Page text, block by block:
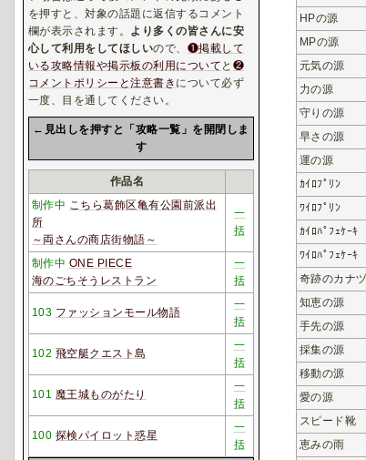
HPの源
MPの源
元気の源
力の源
守りの源
早さの源
運の源
ｶｲﾛﾌﾟﾘﾝ
ﾜｲﾛﾌﾟﾘﾝ
ｶｲﾛﾊﾟﾌｪｹｰｷ
ﾜｲﾛﾊﾟﾌｪｹｰｷ
奇跡のカナ
知恵の源
手先の源
採集の源
移動の源
愛の源
スピード靴
恵みの雨
を押すと、対象の話題に返信するコメント
欄が表示されます。 より多くの皆さんに安
心して利用をしてほしいので、 ❶掲載して
いる攻略情報や掲示板の利用について と ❷
コメントポリシーと注意書き について必ず
一度、目を通してください。
←見出しを押すと「攻略一覧」を開閉しま
す
作品名
制作中 こちら葛飾区亀有公園前派出
所
～両さんの商店街物語～
一
括
制作中 ONE PIECE
海のごちそうレストラン
一
括
103 ファッションモール物語
一
括
102 飛空艇クエスト島
一
括
101 魔王城ものがたり
一
括
100 探検パイロット惑星
一
括